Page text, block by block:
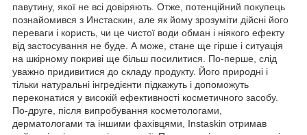
павутину, якої не всі довіряють. Отже, потенційний покупець
познайомився з Инстаскин, але як йому зрозуміти дійсні його
переваги і користь, чи це чистої води обман і ніякого ефекту
від застосування не буде. А може, стане ще гірше і ситуація
на шкірному покриві ще більш посилитися. По-перше, слід
уважно придивитися до складу продукту. Його природні і
тільки натуральні інгредієнти підкажуть і допоможуть
переконатися у високій ефективності косметичного засобу.
По-друге, після випробування косметологами,
дерматологами та іншими фахівцями, Instaskin отримав